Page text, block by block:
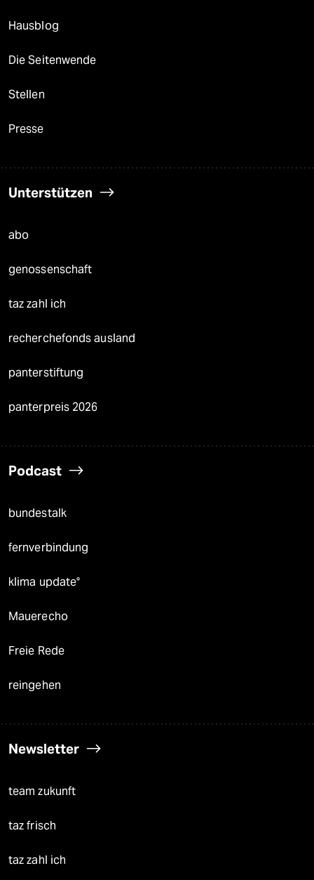
Hausblog
Die Seitenwende
Stellen
Presse
Unterstützen
abo
genossenschaft
taz zahl ich
recherchefonds ausland
panterstiftung
panterpreis 2026
Podcast
bundestalk
fernverbindung
klima update°
Mauerecho
Freie Rede
reingehen
Newsletter
team zukunft
taz frisch
taz zahl ich